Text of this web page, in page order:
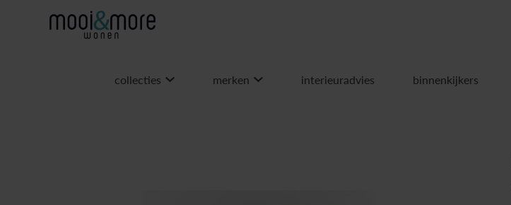
collecties merken interieuradvies binnenkijkers